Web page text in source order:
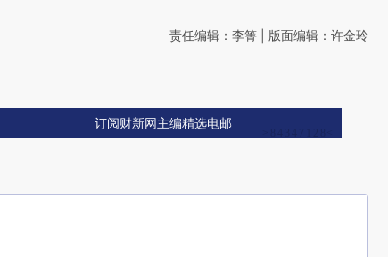
责任编辑：李箐 | 版面编辑：许金玲
订阅财新网主编精选电邮